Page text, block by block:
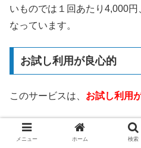
いものでは１回あたり4,000
なっています。
お試し利用が良心的
このサービスは、 お試し利用
3,000円分の無料相談ポイント
メニュー ホーム 検索